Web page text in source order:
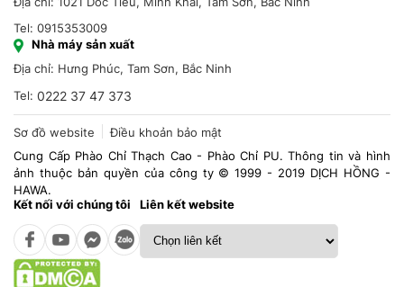
Tel: 0915353009
Nhà máy sản xuất
Địa chỉ: Hưng Phúc, Tam Sơn, Bắc Ninh
Tel: 0222 37 47 373
Sơ đồ website
Điều khoản bảo mật
Cung Cấp Phào Chỉ Thạch Cao - Phào Chỉ PU. Thông tin và hình
ảnh thuộc bản quyền của công ty © 1999 - 2019 DỊCH HỒNG -
HAWA.
Kết nối với chúng tôi
Liên kết website